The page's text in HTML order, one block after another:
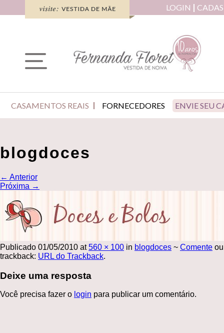
LOGIN
CASAMENTOS REAIS FORNECEDORES ENVIE SEU
blogdoces
← Anterior
Próxima →
Publicado 01/05/2010 at560 × 100 in blogdoces ~ Comente
trackback: URL do Trackback.
Deixe uma resposta
Você precisa fazer o login para publicar um comentário.